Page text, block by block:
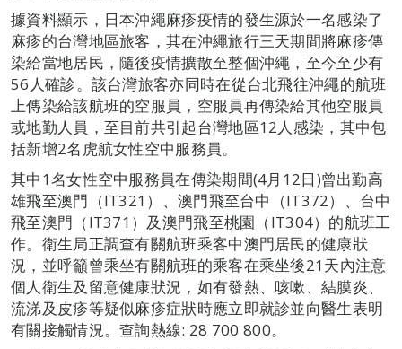
據資料顯示，日本沖繩麻疹疫情的發生源於一名感染了
麻疹的台灣地區旅客，其在沖繩旅行三天期間將麻疹傳
染給當地居民，隨後疫情擴散至整個沖繩，至今至少有
56人確診。該台灣旅客亦同時在從台北飛往沖繩的航班
上傳染給該航班的空服員，空服員再傳染給其他空服員
或地勤人員，至目前共引起台灣地區12人感染，其中包
括新增2名虎航女性空中服務員。
其中1名女性空中服務員在傳染期間(4月12日)曾出勤高
雄飛至澳門（IT321）、澳門飛至台中（IT372）、台中
飛至澳門（IT371）及澳門飛至桃園（IT304）的航班工
作。衛生局正調查有關航班乘客中澳門居民的健康狀
況，並呼籲曾乘坐有關航班的乘客在乘坐後21天內注意
個人衛生及留意健康狀況，如有發熱、咳嗽、結膜炎、
流涕及皮疹等疑似麻疹症狀時應立即就診並向醫生表明
有關接觸情況。查詢熱線: 28 700 800。